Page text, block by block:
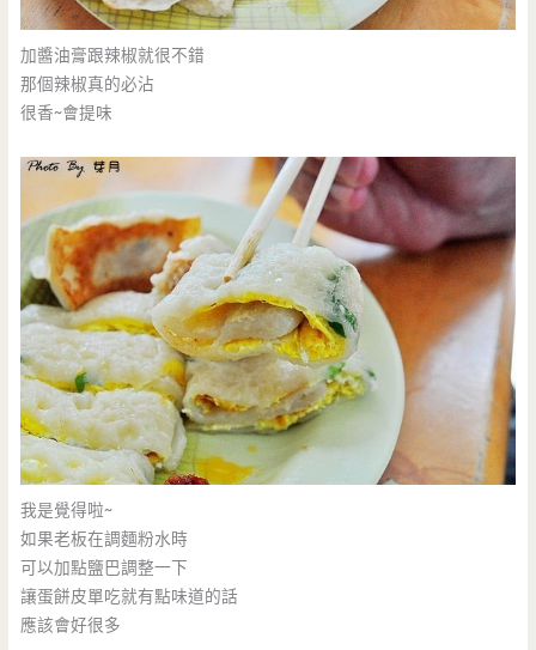
加醬油膏跟辣椒就很不錯
那個辣椒真的必沾
很香~會提味
我是覺得啦~
如果老板在調麵粉水時
可以加點鹽巴調整一下
讓蛋餅皮單吃就有點味道的話
應該會好很多